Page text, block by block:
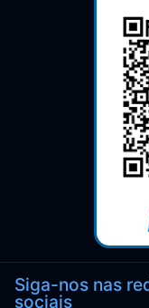
Siga-nos nas
sociais